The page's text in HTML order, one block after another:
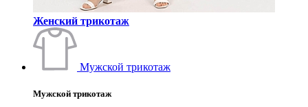
Женский трикотаж
Мужской трикотаж
Мужской трикотаж